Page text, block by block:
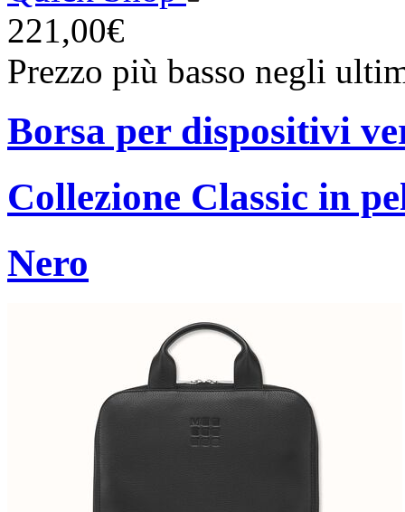
221,00€
Prezzo più basso negli
Borsa per dispositivi
Collezione Classic in
Nero